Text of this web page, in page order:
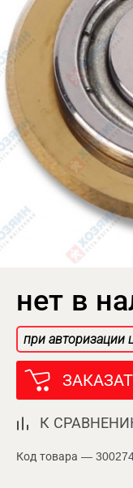
нет в
при авторизации
К
Код товара —